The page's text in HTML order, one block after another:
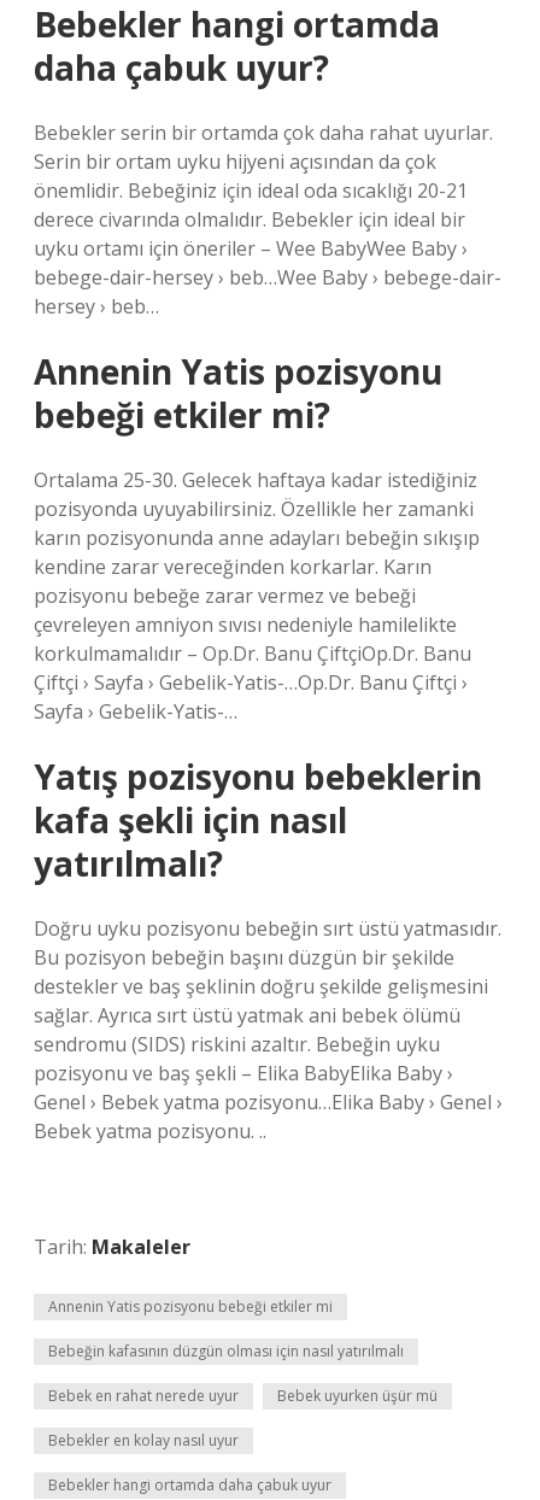
Bebekler hangi ortamda
daha çabuk uyur?
Bebekler serin bir ortamda çok daha rahat uyurlar.
Serin bir ortam uyku hijyeni açısından da çok
önemlidir. Bebeğiniz için ideal oda sıcaklığı 20-21
derece civarında olmalıdır. Bebekler için ideal bir
uyku ortamı için öneriler – Wee BabyWee Baby ›
bebege-dair-hersey › beb…Wee Baby › bebege-dair-
hersey › beb…
Annenin Yatis pozisyonu
bebeği etkiler mi?
Ortalama 25-30. Gelecek haftaya kadar istediğiniz
pozisyonda uyuyabilirsiniz. Özellikle her zamanki
karın pozisyonunda anne adayları bebeğin sıkışıp
kendine zarar vereceğinden korkarlar. Karın
pozisyonu bebeğe zarar vermez ve bebeği
çevreleyen amniyon sıvısı nedeniyle hamilelikte
korkulmamalıdır – Op.Dr. Banu ÇiftçiOp.Dr. Banu
Çiftçi › Sayfa › Gebelik-Yatis-…Op.Dr. Banu Çiftçi ›
Sayfa › Gebelik-Yatis-…
Yatış pozisyonu bebeklerin
kafa şekli için nasıl
yatırılmalı?
Doğru uyku pozisyonu bebeğin sırt üstü yatmasıdır.
Bu pozisyon bebeğin başını düzgün bir şekilde
destekler ve baş şeklinin doğru şekilde gelişmesini
sağlar. Ayrıca sırt üstü yatmak ani bebek ölümü
sendromu (SIDS) riskini azaltır. Bebeğin uyku
pozisyonu ve baş şekli – Elika BabyElika Baby ›
Genel › Bebek yatma pozisyonu…Elika Baby › Genel ›
Bebek yatma pozisyonu. ..
Tarih: Makaleler
Annenin Yatis pozisyonu bebeği etkiler mi
Bebeğin kafasının düzgün olması için nasıl yatırılmalı
Bebek en rahat nerede uyur Bebek uyurken üşür mü
Bebekler en kolay nasıl uyur
Bebekler hangi ortamda daha çabuk uyur